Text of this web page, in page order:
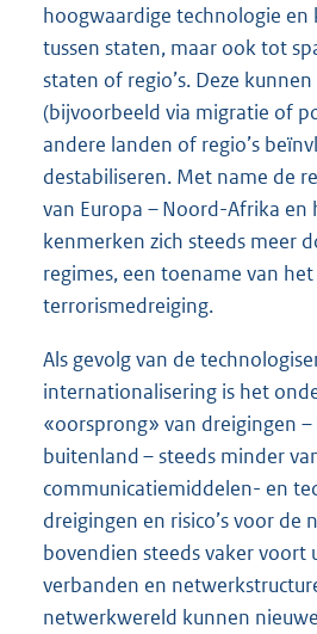
hoogwaardige technologie
tussen staten, maar ook tot
staten of regio’s. Deze
(bijvoorbeeld via migratie of
andere landen of regio’s
destabiliseren. Met name de
van Europa – Noord-Afrika
kenmerken zich steeds meer
regimes, een toename van
terrorismedreiging.
Als gevolg van de
internationalisering is het
«oorsprong» van dreigingen
buitenland – steeds minder
communicatiemiddelen- en
dreigingen en risico’s voor de
bovendien steeds vaker voort
verbanden en
netwerkwereld kunnen